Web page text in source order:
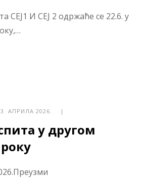
СЕЈ1 И СЕЈ 2 одржаће се 22.6. у
АПРИЛА 2026. |
у другом